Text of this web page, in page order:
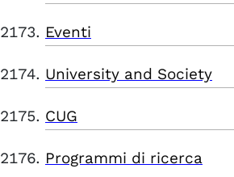
Eventi
University and Society
CUG
Programmi di ricerca